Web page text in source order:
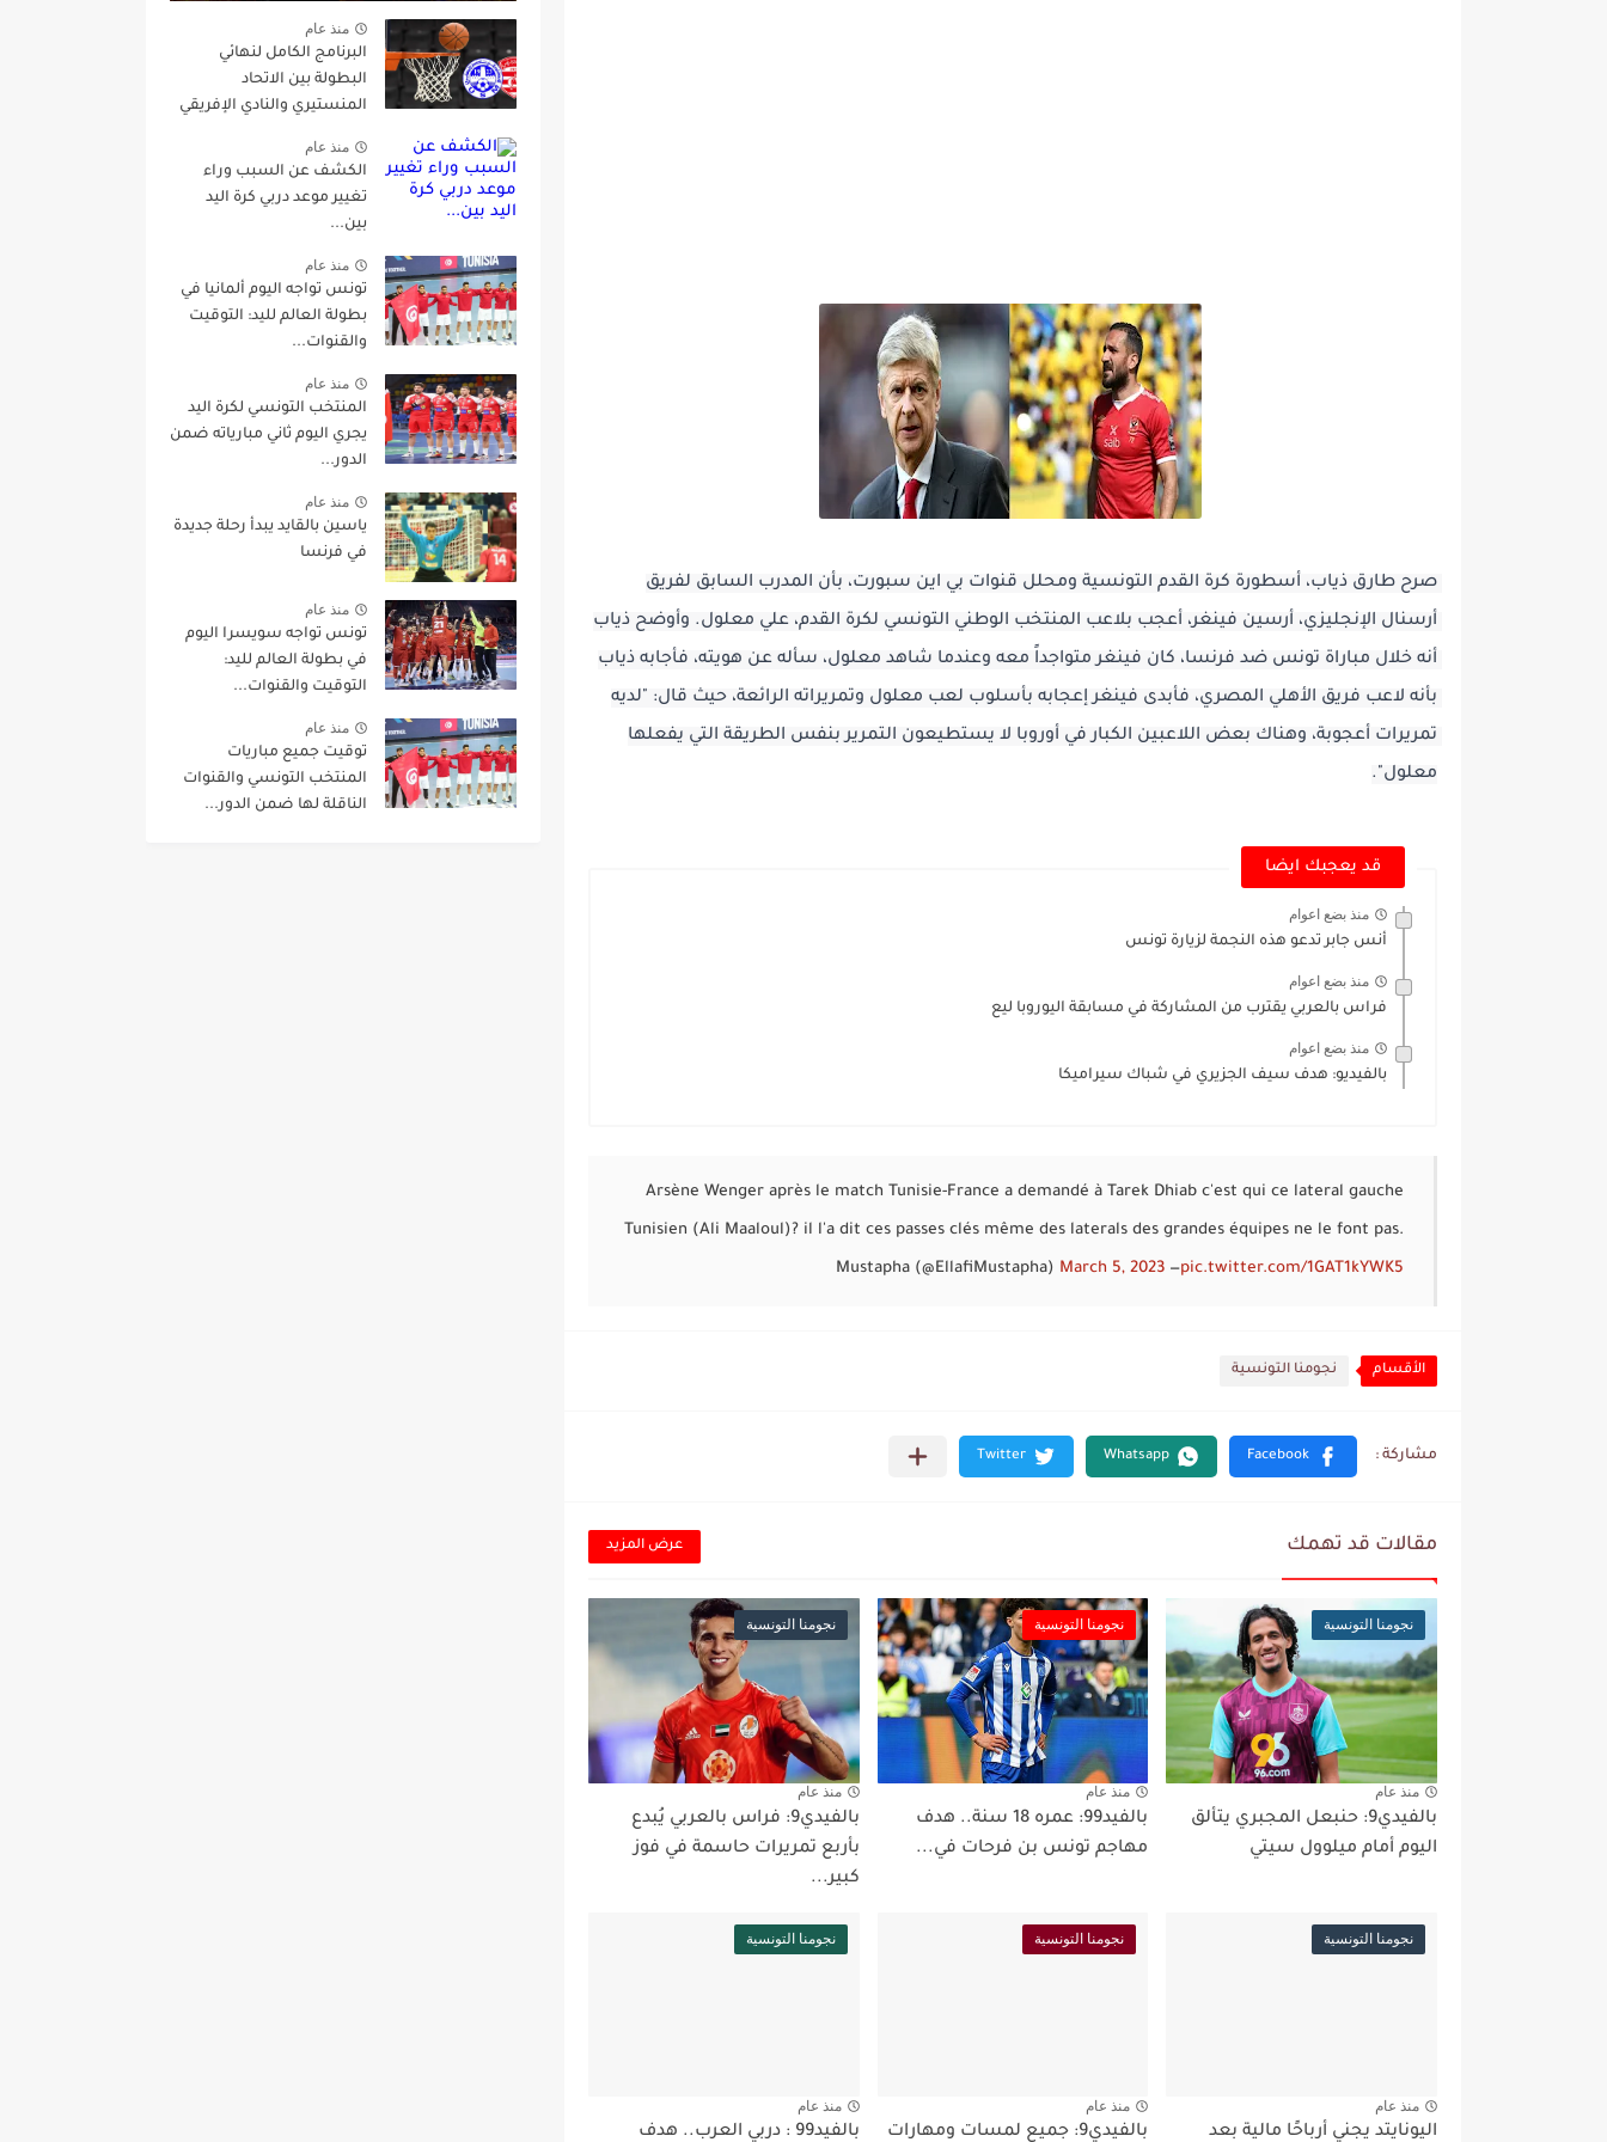
معلول".
قد يعجبك ايضا
منذ بضع اعوام
أنس جابر تدعو هذه النجمة لزيارة تونس
منذ بضع اعوام
فراس بالعربي يقترب من المشاركة في مسابقة اليوروبا ليع
منذ بضع اعوام
بالفيديو: هدف سيف الجزيري في شباك سيراميكا
Arsène Wenger après le match Tunisie-France a demandé à Tarek Dhiab c'est qui ce lateral gauche
Tunisien (Ali Maaloul)? il l'a dit ces passes clés même des laterals des grandes équipes ne le font pas.
pic.twitter.com/1GAT1kYWK5
— Mustapha (@EllafiMustapha)
March 5, 2023
الأقسام نجومنا التونسية
مقالات قد تهمك عرض المزيد
نجومنا التونسية
منذ عام
بالفيدي9: حنبعل المجبري يتألق
اليوم أمام ميلوول سيتي
نجومنا التونسية
منذ عام
بالفيد99: عمره 18 سنة.. هدف
مهاجم تونس بن فرحات في...
نجومنا التونسية
منذ عام
بالفيدي9: فراس بالعربي يُبدع
بأربع تمريرات حاسمة في فوز
كبير...
نجومنا التونسية
منذ عام
اليونايتد يجني أرباحًا مالية بعد
نجومنا التونسية
منذ عام
بالفيدي9: جميع لمسات ومهارات
نجومنا التونسية
منذ عام
بالفيد99 : دربي العرب.. هدف
منذ عام
البرنامج الكامل لنهائي
البطولة بين الاتحاد
المنستيري والنادي الإفريقي
منذ عام
الكشف عن السبب وراء
تغيير موعد دربي كرة اليد
بين...
منذ عام
تونس تواجه اليوم ألمانيا في
بطولة العالم لليد: التوقيت
والقنوات...
منذ عام
المنتخب التونسي لكرة اليد
يجري اليوم ثاني مبارياته ضمن
الدور...
منذ عام
ياسين بالقايد يبدأ رحلة جديدة
في فرنسا
منذ عام
تونس تواجه سويسرا اليوم
في بطولة العالم لليد:
التوقيت والقنوات...
منذ عام
توقيت جميع مباريات
المنتخب التونسي والقنوات
الناقلة لها ضمن الدور...